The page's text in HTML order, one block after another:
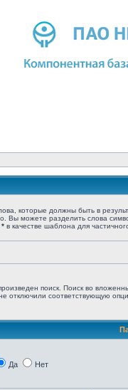
которые должны быть в
Вы можете разделить слова
* в качестве шаблона для
поиск. Поиск во
отключили соответствующую
Да Нет